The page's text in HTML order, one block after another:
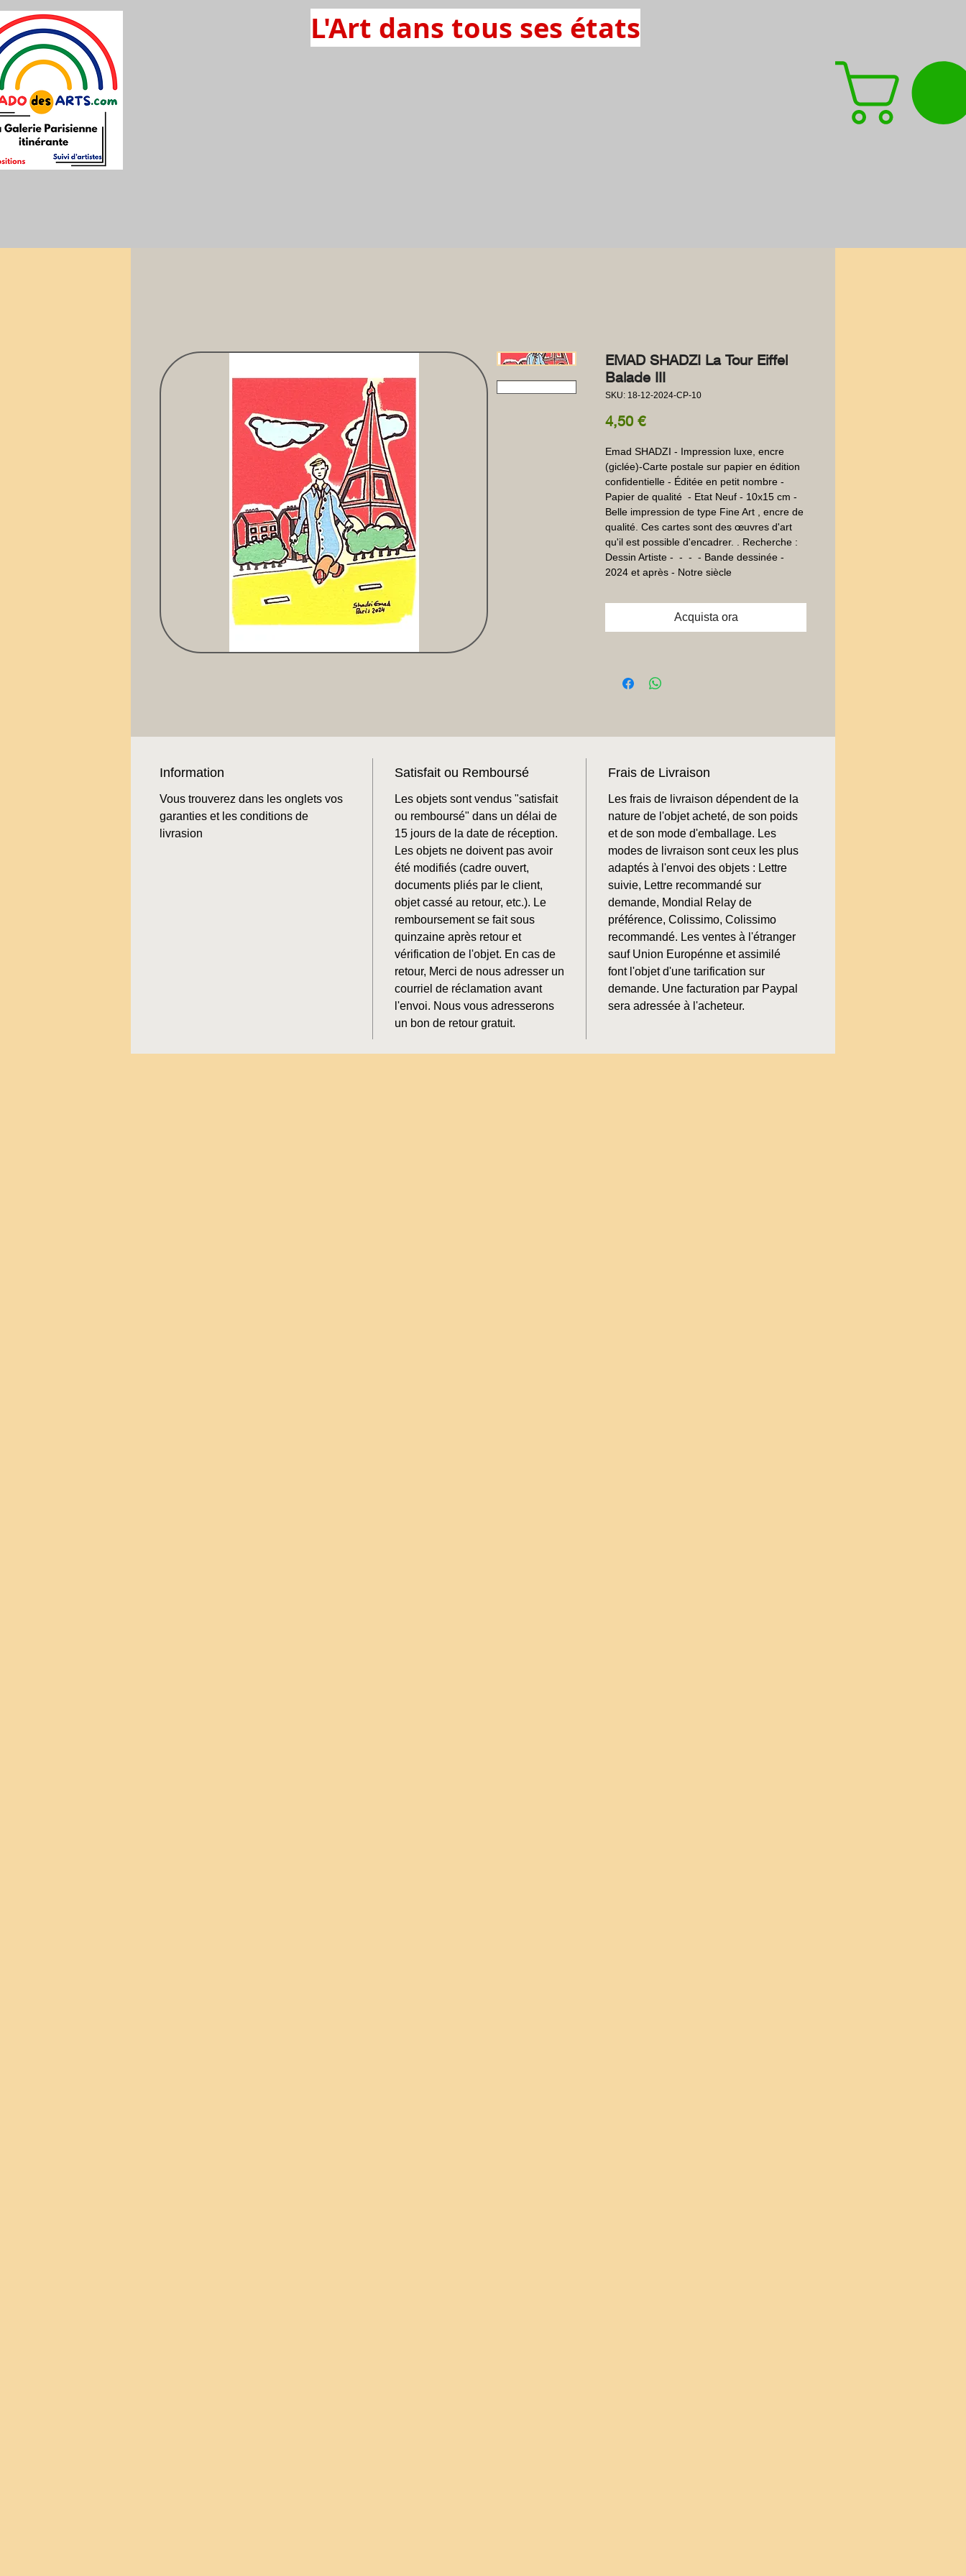
L'Art dans tous ses états
EMAD SHADZI La Tour Eiffel
Balade III
SKU: 18-12-2024-CP-10
4,50 €Prezzo
Emad SHADZI - Impression luxe, encre
(giclée)-Carte postale sur papier en édition
confidentielle - Éditée en petit nombre -
Papier de qualité  - Etat Neuf - 10x15 cm -
Belle impression de type Fine Art , encre de
qualité. Ces cartes sont des œuvres d'art
qu'il est possible d'encadrer. . Recherche :
Dessin Artiste -  -  -  - Bande dessinée -
2024 et après - Notre siècle
Acquista ora
Information
Vous trouverez dans les onglets vos
garanties et les conditions de
livrasion
Satisfait ou Remboursé
Les objets sont vendus "satisfait
ou remboursé" dans un délai de
15 jours de la date de réception.
Les objets ne doivent pas avoir
été modifiés (cadre ouvert,
documents pliés par le client,
objet cassé au retour, etc.). Le
remboursement se fait sous
quinzaine après retour et
vérification de l'objet. En cas de
retour, Merci de nous adresser un
courriel de réclamation avant
l'envoi. Nous vous adresserons
un bon de retour gratuit.
Frais de Livraison
Les frais de livraison dépendent de la
nature de l'objet acheté, de son poids
et de son mode d'emballage. Les
modes de livraison sont ceux les plus
adaptés à l'envoi des objets : Lettre
suivie, Lettre recommandé sur
demande, Mondial Relay de
préférence, Colissimo, Colissimo
recommandé. Les ventes à l'étranger
sauf Union Europénne et assimilé
font l'objet d'une tarification sur
demande. Une facturation par Paypal
sera adressée à l'acheteur.